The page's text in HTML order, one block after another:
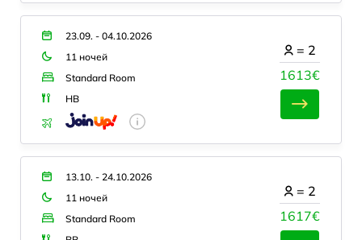
23.09. - 04.10.2026
11 ночей
Standard Room
HB
1613€
= 2
13.10. - 24.10.2026
11 ночей
Standard Room
1617€
= 2